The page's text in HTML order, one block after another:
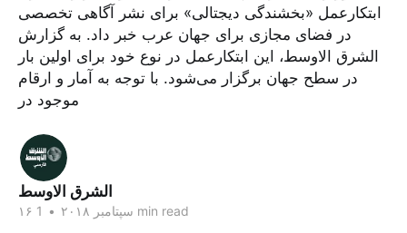
ابتکارعمل «بخشندگی دیجتالی» برای نشر آگاهی تخصصی
در فضای مجازی برای جهان عرب خبر داد. به گزارش
الشرق الاوسط، این ابتکارعمل در نوع خود برای اولین بار
در سطح جهان برگزار می‌شود. با توجه به آمار و ارقام
موجود در
الشرق الاوسط
۱۶ سپتامبر ۲۰۱۸ • 1 min read